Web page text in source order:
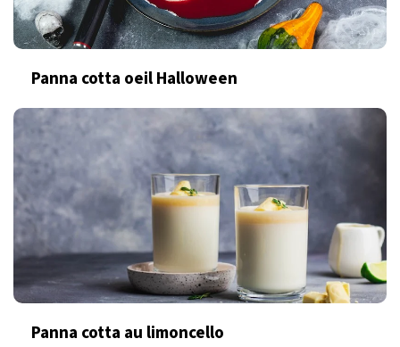
Panna cotta oeil Halloween
Panna cotta au limoncello